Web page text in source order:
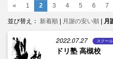
« 1 2 3 4 5 6 7
並び替え： 新着順 月謝の安い順 月
2022.07.27 スクール
ドリ塾 高槻校